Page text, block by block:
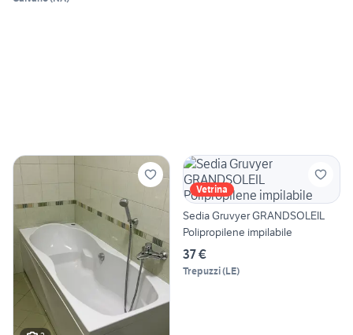
Vetrina
Sedia Gruvyer GRANDSOLEIL
Polipropilene impilabile
37 €
Trepuzzi(LE)